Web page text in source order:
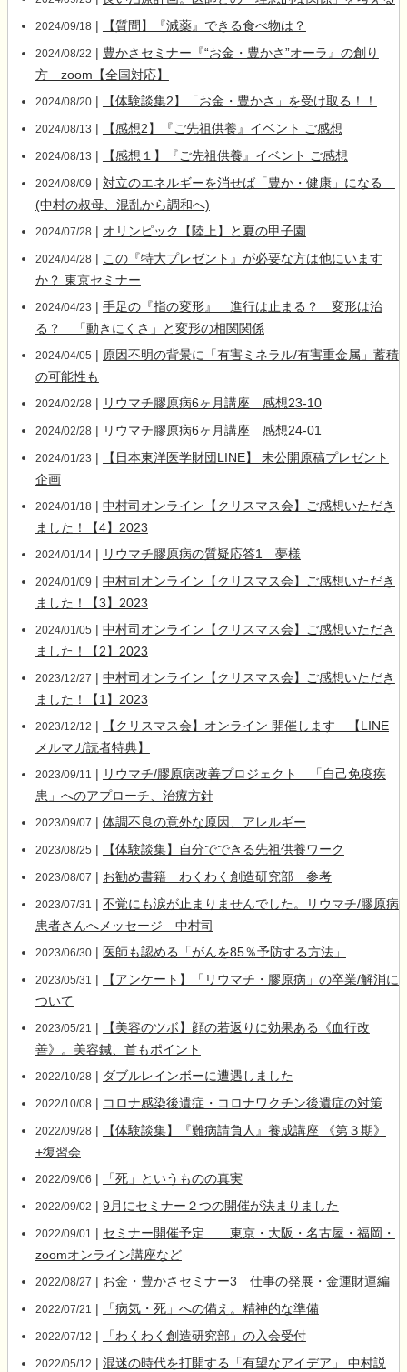
2024/09/18 | 【質問】『減薬』できる食べ物は？
2024/08/22 | 豊かさセミナー『“お金・豊かさ”オーラ』の創り
方 zoom【全国対応】
2024/08/20| 【体験談集2】「お金・豊かさ」を受け取る！！
2024/08/13 | 【感想2】『ご先祖供養』イベント ご感想
2024/08/13 | 【感想１】『ご先祖供養』イベント ご感想
2024/08/09 | 対立のエネルギーを消せば「豊か・健康」になる
(中村の叔母、混乱から調和へ)
2024/07/28 | オリンピック【陸上】と夏の甲子園
2024/04/28 | この『特大プレゼント』が必要な方は他にいます
か？ 東京セミナー
2024/04/23 | 手足の『指の変形』 進行は止まる？ 変形は治
る？ 「動きにくさ」と変形の相関関係
2024/04/05 | 原因不明の背景に「有害ミネラル/有害重金属」蓄積
の可能性も
2024/02/28 | リウマチ膠原病6ヶ月講座 感想23-10
2024/02/28 | リウマチ膠原病6ヶ月講座 感想24-01
2024/01/23 |
【日本東洋医学財団LINE】 未公開原稿プレゼント
企画
2024/01/18 | 中村司オンライン【クリスマス会】ご感想いただき
ました！【4】2023
2024/01/14| リウマチ膠原病の質疑応答1 夢様
2024/01/09 | 中村司オンライン【クリスマス会】ご感想いただき
ました！【3】2023
2024/01/05 | 中村司オンライン【クリスマス会】ご感想いただき
ました！【2】2023
2023/12/27 | 中村司オンライン【クリスマス会】ご感想いただき
ました！【1】2023
2023/12/12 |
【クリスマス会】オンライン 開催します 【LINE
メルマガ読者特典】
2023/09/11 | リウマチ/膠原病改善プロジェクト 「自己免疫疾
患」へのアプローチ、治療方針
2023/09/07 | 体調不良の意外な原因、アレルギー
2023/08/25 | 【体験談集】自分でできる先祖供養ワーク
2023/08/07 | お勧め書籍 わくわく創造研究部 参考
2023/07/31 | 不覚にも涙が止まりませんでした。リウマチ/膠原病
患者さんへメッセージ 中村司
2023/06/30| 医師も認める「がんを85％予防する方法」
2023/05/31 |
【アンケート】「リウマチ・膠原病」の卒業/解消に
ついて
2023/05/21 |
【美容のツボ】顔の若返りに効果ある《血行改
善》。美容鍼、首もポイント
2022/10/28 | ダブルレインボーに遭遇しました
2022/10/08 | コロナ感染後遺症・コロナワクチン後遺症の対策
2022/09/28 |
【体験談集】『難病請負人』養成講座 《第３期》
+復習会
2022/09/06 | 「死」というものの真実
2022/09/02 | 9月にセミナー２つの開催が決まりました
2022/09/01 | セミナー開催予定 東京・大阪・名古屋・福岡・
zoomオンライン講座など
2022/08/27 | お金・豊かさセミナー3 仕事の発展・金運財運編
2022/07/21 | 「病気・死」への備え。精神的な準備
2022/07/12 | 「わくわく創造研究部」の入会受付
2022/05/12 | 混迷の時代を打開する「有望なアイデア」 中村説